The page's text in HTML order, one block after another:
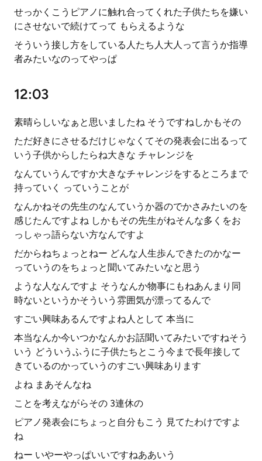
せっかくこうピアノに触れ合ってくれた子供たちを嫌い
にさせないで続けてって もらえるような
そういう接し方をしている人たち人大人って言うか指導
者みたいなのってやっぱ
12:03
素晴らしいなぁと思いましたね そうですねしかもその
ただ好きにさせるだけじゃなくてその発表会に出るって
いう子供からしたらね大きな チャレンジを
なんていうんですか大きなチャレンジをするところまで
持っていく っていうことが
なんかねその先生のなんていうか器のでかさみたいのを
感じたんですよね しかもその先生がねそんな多くをお
っしゃっ語らない方なんですよ
だからねちょっとねー どんな人生歩んできたのかなー
っていうのをちょっと聞いてみたいなと思う
ような人なんですよ そうなんか物事にもねあんまり同
時ないというかそういう雰囲気が漂ってるんで
すごい興味あるんですよね人として 本当に
本当なんか今いつかなんかお話聞いてみたいですねそう
いう どういうふうに子供たちとこう今まで長年接して
きているのかっていうのすごい興味あります
よね まあそんなね
ことを考えながらその 3連休の
ピアノ発表会にちょっと自分もこう 見てたわけですよ
ね
ねー いやーやっぱいいですねああいう